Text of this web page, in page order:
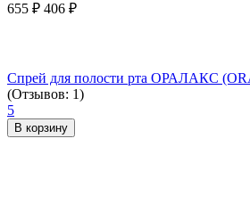
655 ₽ 406 ₽
Спрей для полости рта ОРАЛАКС
(Отзывов: 1)
5
В корзину